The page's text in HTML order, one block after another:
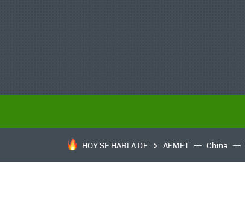
HOY SE HABLA DE AEMET China